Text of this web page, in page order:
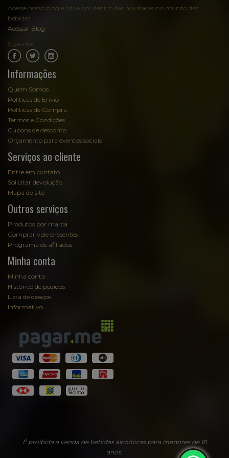
Acesse nosso blog e fique por dentro das novidades no mundo das
bebidas:
Acessar Blog
Siga-nos:
Informações
Quem Somos
Políticas de Envio
Políticas de Compra
Termos e Condições
Cupons de desconto
Orçamento para eventos sociais
Serviços ao cliente
Entre em contato
Solicitar devolução
Mapa do site
Outros serviços
Produtos por marca
Comprar vale presentes
Programa de afiliados
Minha conta
Minha conta
Histórico de pedidos
Lista de desejos
Informativo
É proibida a venda de bebidas alcoólicas para menores de 18
anos.